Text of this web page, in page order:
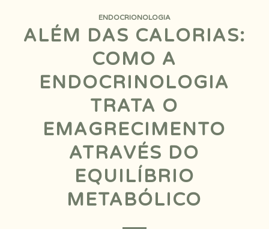
ENDOCRIONOLOGIA
ALÉM DAS CALORIAS:
COMO A
ENDOCRINOLOGIA
TRATA O
EMAGRECIMENTO
ATRAVÉS DO
EQUILÍBRIO
METABÓLICO